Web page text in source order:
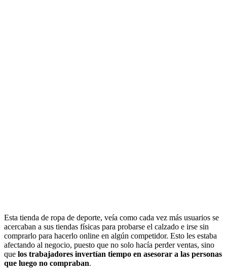
Esta tienda de ropa de deporte, veía como cada vez más usuarios se
acercaban a sus tiendas físicas para probarse el calzado e irse sin
comprarlo para hacerlo online en algún competidor. Esto les estaba
afectando al negocio, puesto que no solo hacía perder ventas, sino
que los trabajadores invertían tiempo en asesorar a las personas
que luego no compraban.